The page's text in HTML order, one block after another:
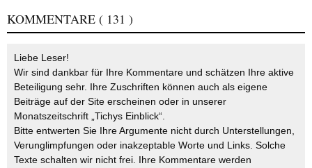
KOMMENTARE ( 131 )
Liebe Leser!
Wir sind dankbar für Ihre Kommentare und schätzen Ihre aktive
Beteiligung sehr. Ihre Zuschriften können auch als eigene
Beiträge auf der Site erscheinen oder in unserer
Monatszeitschrift „Tichys Einblick“.
Bitte entwerten Sie Ihre Argumente nicht durch Unterstellungen,
Verunglimpfungen oder inakzeptable Worte und Links. Solche
Texte schalten wir nicht frei. Ihre Kommentare werden